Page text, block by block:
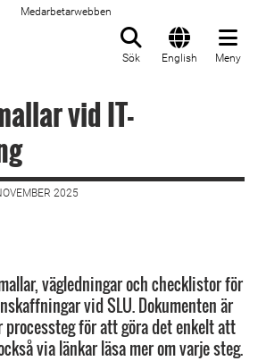
Medarbetarwebben
Sök English Meny
vid IT-
2025
vägledningar och checklistor för
vid SLU. Dokumenten är
processteg för att göra det enkelt att
via länkar läsa mer om varje steg.